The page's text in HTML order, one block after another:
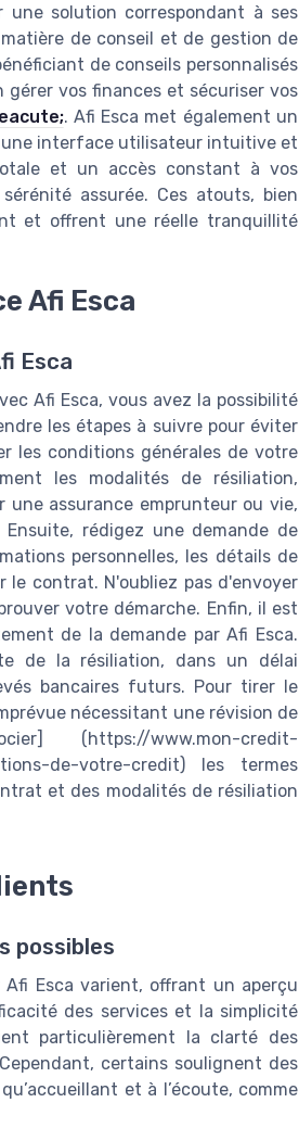
solution correspondant à ses
de conseil et de gestion de
de conseils personnalisés
vos finances et sécuriser vos
. Afi Esca met également un
une interface utilisateur intuitive et
et un accès constant à vos
assurée. Ces atouts, bien
et offrent une réelle tranquillité
Afi Esca
Esca
Afi Esca, vous avez la possibilité
les étapes à suivre pour éviter
les conditions générales de votre
les modalités de résiliation,
une assurance emprunteur ou vie,
rédigez une demande de
personnelles, les détails de
contrat. N'oubliez pas d'envoyer
votre démarche. Enfin, il est
de la demande par Afi Esca.
de la résiliation, dans un délai
bancaires futurs. Pour tirer le
nécessitant une révision de
www.mon-credit-
de-votre-credit) les termes
et des modalités de résiliation
possibles
Afi Esca varient, offrant un aperçu
des services et la simplicité
particulièrement la clarté des
certains soulignent des
et à l’écoute, comme